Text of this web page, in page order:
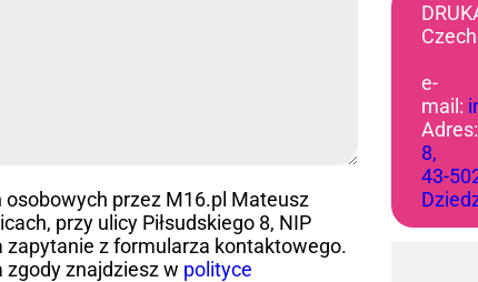
przez M16.pl Mateusz
przy ulicy Piłsudskiego 8, NIP
z formularza kontaktowego.
znajdziesz w polityce
e-
mail:
8,
43-